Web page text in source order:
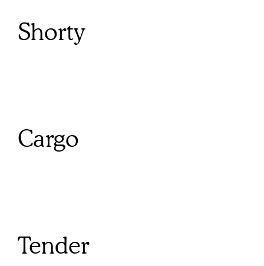
Shorty
Cargo
Tender